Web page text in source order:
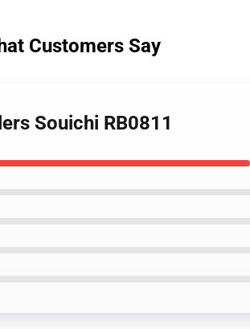
Customers Say
Souichi RB0811